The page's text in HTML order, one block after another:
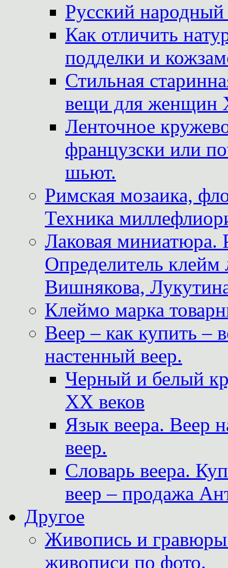
Русский
Как отличить
подделки и
Стильная
вещи для женщин
Ленточное
французски или
шьют.
Римская мозаика,
Техника
Лаковая миниатюра.
Определитель
Вишнякова,
Клеймо марка
Веер – как купить –
настенный веер.
Черный и белый
XX веков
Язык веера. Веер
веер.
Словарь веера.
веер – продажа
Другое
Живопись и
живописи по фото.